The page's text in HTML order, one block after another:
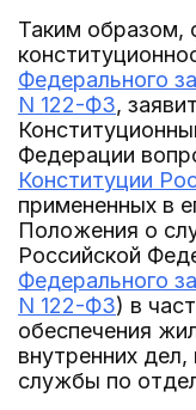
Таким образом,
Федерального
N 122-ФЗ,
Федерации
Конституции
примененных в
Положения о
Российской
Федерального
N 122-ФЗ) в
обеспечения
внутренних
службы по